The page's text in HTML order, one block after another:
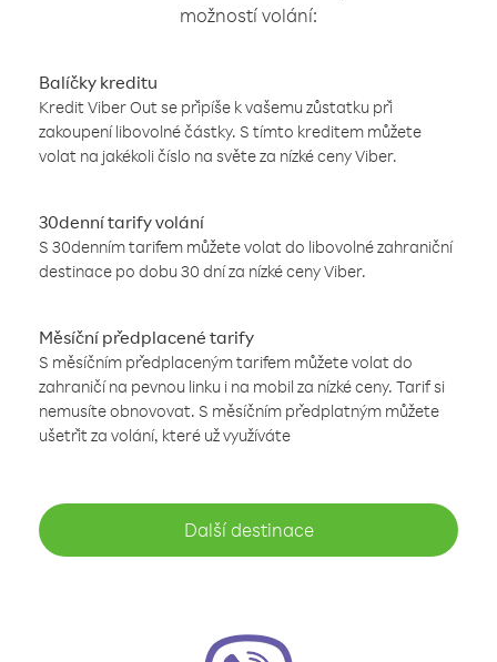
možností volání:
Balíčky kreditu
Kredit Viber Out se připíše k vašemu zůstatku při
zakoupení libovolné částky. S tímto kreditem můžete
volat na jakékoli číslo na světe za nízké ceny Viber.
30denní tarify volání
S 30denním tarifem můžete volat do libovolné zahraniční
destinace po dobu 30 dní za nízké ceny Viber.
Měsíční předplacené tarify
S měsíčním předplaceným tarifem můžete volat do
zahraničí na pevnou linku i na mobil za nízké ceny. Tarif si
nemusíte obnovovat. S měsíčním předplatným můžete
ušetřit za volání, které už využíváte
Další destinace